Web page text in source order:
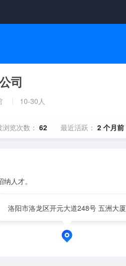
司
10-30人
浏览次数： 62 最近活跃： 2 个月前
人才。
洛阳市洛龙区开元大道248号 五洲大厦